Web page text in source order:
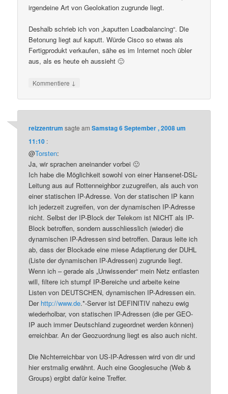
irgendeine Art von Geolokation zugrunde liegt.
Deshalb schrieb ich von „kaputten Loadbalancing“. Die
Betonung liegt auf kaputt. Würde Cisco so etwas als
Fertigprodukt verkaufen, sähe es im Internet noch übler
aus, als es heute eh aussieht 🙂
Kommentiere ↓
reizzentrum sagte amSamstag 6 September , 2008 um
11:10 :
@Torsten:
Ja, wir sprachen aneinander vorbei 🙂
Ich habe die Möglichkeit sowohl von einer Hansenet-DSL-
Leitung aus auf Rottenneighbor zuzugreifen, als auch von
einer statischen IP-Adresse. Von der statischen IP kann
ich jederzeit zugreifen, von der dynamischen IP-Adresse
nicht. Selbst der IP-Block der Telekom ist NICHT als IP-
Block betroffen, sondern ausschliesslich (wieder) die
dynamischen IP-Adressen sind betroffen. Daraus leite ich
ab, dass der Blockade eine miese Adaptierung der DUHL
(Liste der dynamischen IP-Adressen) zugrunde liegt.
Wenn ich – gerade als „Unwissender“ mein Netz entlasten
will, filtere ich stumpf IP-Bereiche und arbeite keine
Listen von DEUTSCHEN, dynamischen IP-Adressen ein.
Der http://www.de.*-Server ist DEFINITIV nahezu ewig
wiederholbar, von statischen IP-Adressen (die per GEO-
IP auch immer Deutschland zugeordnet werden können)
erreichbar. An der Geozuordnung liegt es also auch nicht.
Die Nichterreichbar von US-IP-Adressen wird von dir und
hier erstmalig erwähnt. Auch eine Googlesuche (Web &
Groups) ergibt dafür keine Treffer.